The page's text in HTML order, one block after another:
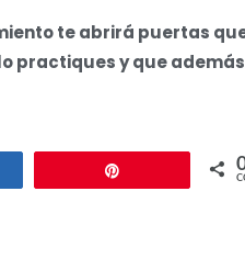
te abrirá puertas
practiques y que además